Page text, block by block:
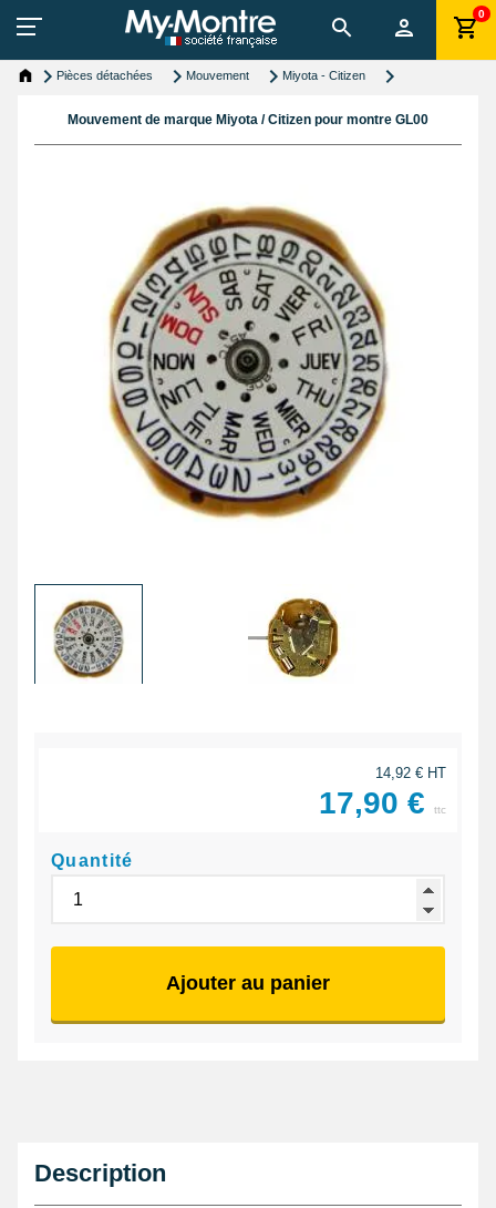
0
Pièces détachées Mouvement Miyota - Citizen
Mouvement de marque Miyota / Citizen pour montre GL00
14,92 € HT
17,90 € ttc
Quantité
Ajouter au panier
Description